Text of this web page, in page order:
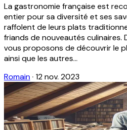
La gastronomie française est
entier pour sa diversité et ses
raffolent de leurs plats
friands de nouveautés culinaires.
vous proposons de découvrir le
ainsi que les autres...
Romain· 12 nov. 2023